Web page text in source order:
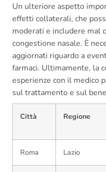
Un ulteriore aspetto
effetti collaterali, che
moderati e includere mal
congestione nasale. È
aggiornati riguardo a
farmaci. Ultimamente, la
esperienze con il medico
sul trattamento e sul
Città Regione
Roma Lazio